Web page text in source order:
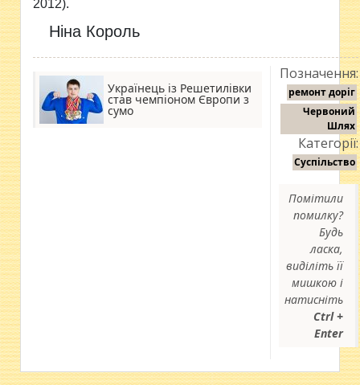
2012).
Ніна Король
Українець із Решетилівки
став чемпіоном Європи з
сумо
Позначення:
ремонт доріг
Червоний
Шлях
Категорії:
Суспільство
Помітили
помилку?
Будь
ласка,
виділіть її
мишкою і
натисніть
Ctrl +
Enter